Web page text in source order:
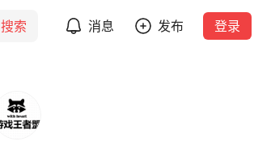
搜索 消息 发布 登录